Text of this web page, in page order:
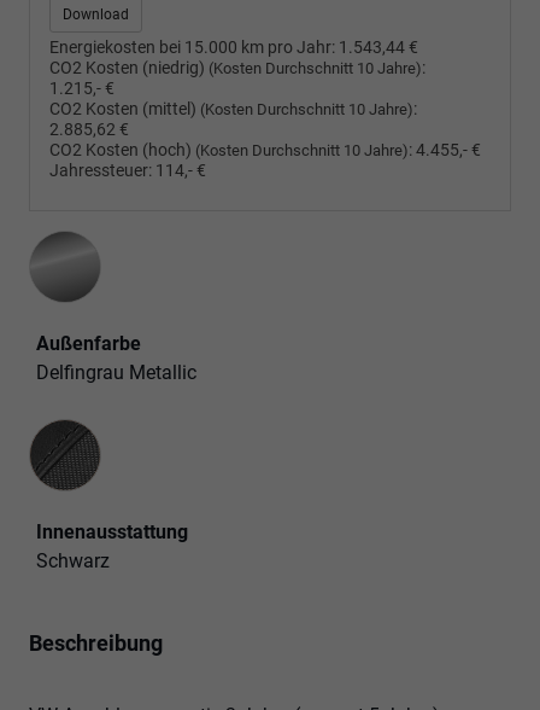
Download
Energiekosten bei 15.000 km pro Jahr: 1.543,44 €
CO2 Kosten (niedrig) (Kosten Durchschnitt 10 Jahre):
1.215,- €
CO2 Kosten (mittel) (Kosten Durchschnitt 10 Jahre):
2.885,62 €
CO2 Kosten (hoch) (Kosten Durchschnitt 10 Jahre):4.455,- €
Jahressteuer: 114,- €
Außenfarbe
Delfingrau Metallic
Innenausstattung
Innenausstattung
Schwarz
Beschreibung